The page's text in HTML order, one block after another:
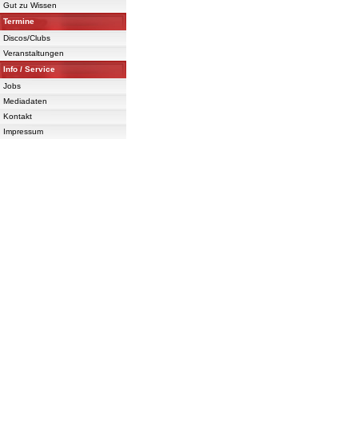
Gut zu Wissen
Termine
Discos/Clubs
Veranstaltungen
Info / Service
Jobs
Mediadaten
Kontakt
Impressum